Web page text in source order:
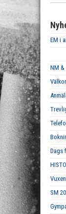
EM i
NM &
Dags
SM